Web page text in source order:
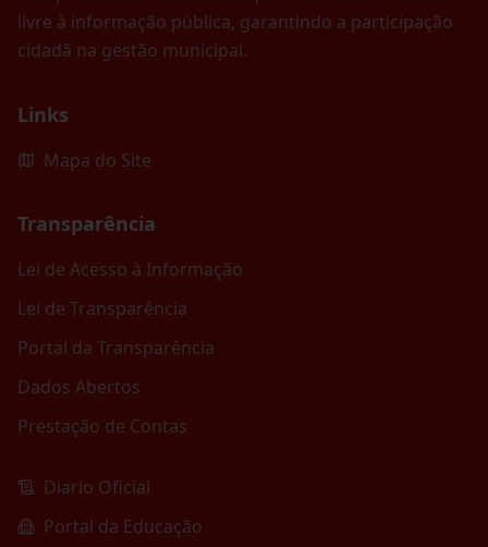
livre à informação pública, garantindo a participação
cidadã na gestão municipal.
Links
Mapa do Site
Transparência
Lei de Acesso à Informação
Lei de Transparência
Portal da Transparência
Dados Abertos
Prestação de Contas
Diario Oficial
Portal da Educação